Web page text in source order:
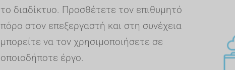
το διαδίκτυο. Προσθέτετε τον επιθυμητό
πόρο στον επεξεργαστή και στη συνέχεια
μπορείτε να τον χρησιμοποιήσετε σε
οποιοδήποτε έργο.